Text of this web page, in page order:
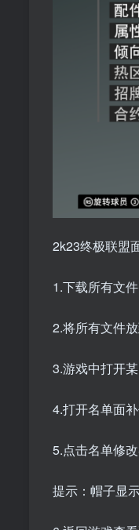
2k23终极联盟
1.下载所有文
2.将所有文件
3.游戏中打开
4.打开名单面
5.点击名单修
提示：帽子显